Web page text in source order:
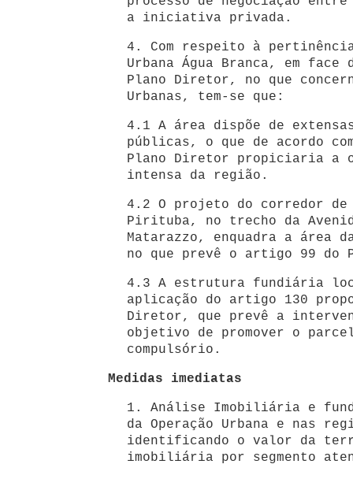
a iniciativa privada.
4. Com respeito à pertinência
Urbana Água Branca, em face
Plano Diretor, no que
Urbanas, tem-se que:
4.1 A área dispõe de
públicas, o que de acordo
Plano Diretor propiciaria a
intensa da região.
4.2 O projeto do corredor de
Pirituba, no trecho da
Matarazzo, enquadra a área
no que prevê o artigo 99 do
4.3 A estrutura fundiária
aplicação do artigo 130
Diretor, que prevê a
objetivo de promover o
compulsório.
Medidas imediatas
1. Análise Imobiliária e
da Operação Urbana e nas
identificando o valor da
imobiliária por segmento